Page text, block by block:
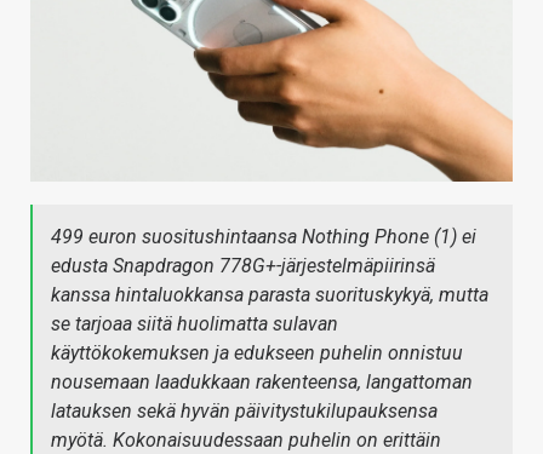
499 euron suositushintaansa Nothing Phone (1) ei
edusta Snapdragon 778G+-järjestelmäpiirinsä
kanssa hintaluokkansa parasta suorituskykyä, mutta
se tarjoaa siitä huolimatta sulavan
käyttökokemuksen ja edukseen puhelin onnistuu
nousemaan laadukkaan rakenteensa, langattoman
latauksen sekä hyvän päivitystukilupauksensa
myötä. Kokonaisuudessaan puhelin on erittäin